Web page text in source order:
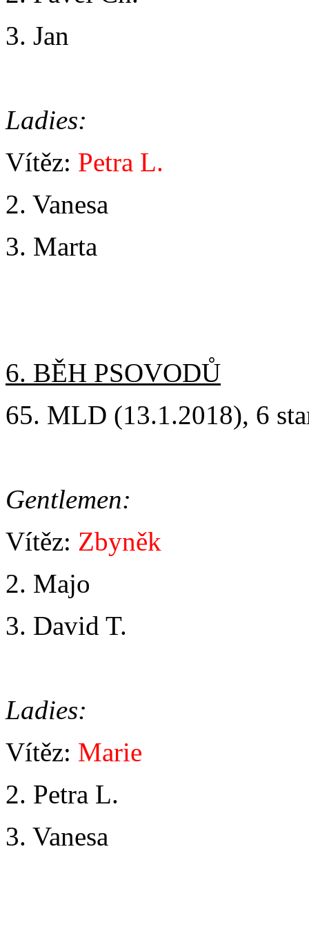
3. Jan
Ladies:
Vítěz: Petra L.
2. Vanesa
3. Marta
6. BĚH PSOVODŮ
65. MLD (13.1.2018), 6
Gentlemen:
Vítěz: Zbyněk
2. Majo
3. David T.
Ladies:
Vítěz: Marie
2. Petra L.
3. Vanesa